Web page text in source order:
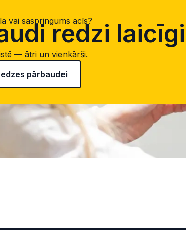
vai saspringums acīs?redzi laicīgi
— ātri un vienkārši.
pārbaudei